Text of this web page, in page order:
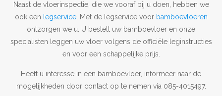
Naast de vloerinspectie, die we vooraf bij u doen, hebben we
ook een legservice. Met de legservice voor bamboevloeren
ontzorgen we u. U bestelt uw bamboevloer en onze
specialisten leggen uw vloer volgens de officiële leginstructies
en voor een schappelijke prijs.
Heeft u interesse in een bamboevloer, informeer naar de
mogelijkheden door contact op te nemen via 085-4015497.